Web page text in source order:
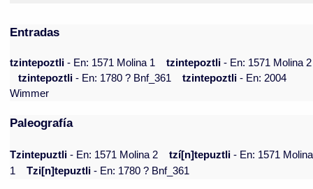
Entradas
tzintepoztli- En: 1571 Molina 1 tzintepoztli- En: 1571 Molina 2
tzintepoztli- En: 1780 ? Bnf_361 tzintepoztli- En: 2004
Wimmer
Paleografía
Tzintepuztli - En: 1571 Molina 2 tzí[n]tepuztli - En: 1571 Molina
1
Tzi[n]tepuztli - En: 1780 ? Bnf_361